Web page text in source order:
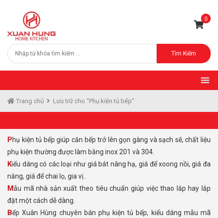
0
Tìm Kiếm
Trang chủ Lưu trữ cho "Phụ kiện tủ bếp"
Phụ kiện tủ bếp giúp căn bếp trở lên gọn gàng và sạch sẽ, chất liệu
phụ kiện thường được làm bằng inox 201 và 304.
Kiểu dáng có các loại như giá bát nâng hạ, giá để xoong nồi, giá đa
năng, giá để chai lọ, gia vị..
Mẫu mã nhà sản xuất theo tiêu chuẩn giúp việc thao lắp hay lắp
đặt một cách dễ dàng.
Bếp Xuân Hùng chuyên bán phụ kiện tủ bếp, kiểu dáng mẫu mã